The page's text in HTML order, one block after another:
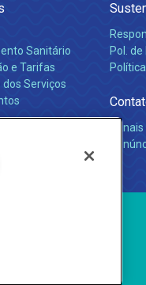
Sanitário
e Tarifas
dos Serviços
Pol.